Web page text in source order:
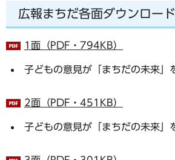
広報まちだ各面ダウンロー
1面（PDF・794KB）
子どもの意見が「まちだの未来」
2面（PDF・451KB）
子どもの意見が「まちだの未来」